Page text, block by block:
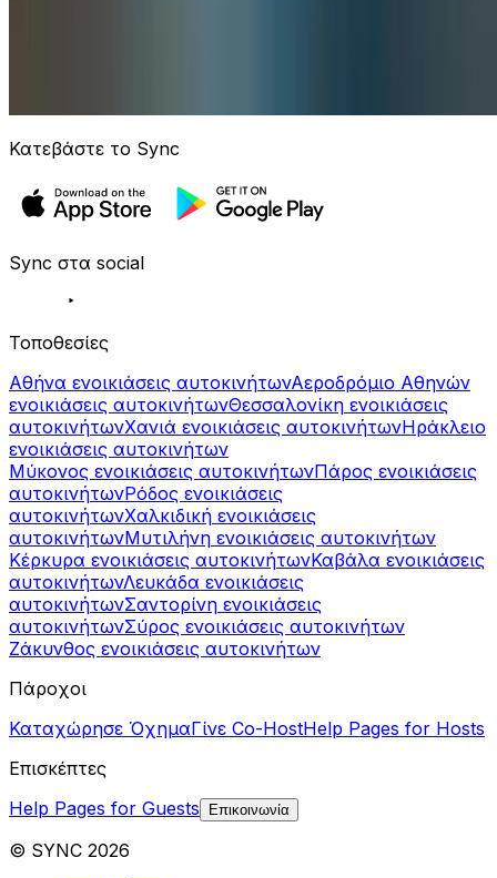
Κατεβάστε το Sync
Sync στα social
Τοποθεσίες
Αθήνα ενοικιάσεις αυτοκινήτωνΑεροδρόμιο Αθηνών
ενοικιάσεις αυτοκινήτωνΘεσσαλονίκη ενοικιάσεις
αυτοκινήτωνΧανιά ενοικιάσεις αυτοκινήτωνΗράκλειο
ενοικιάσεις αυτοκινήτων
Μύκονος ενοικιάσεις αυτοκινήτωνΠάρος ενοικιάσεις
αυτοκινήτωνΡόδος ενοικιάσεις
αυτοκινήτωνΧαλκιδική ενοικιάσεις
αυτοκινήτωνΜυτιλήνη ενοικιάσεις αυτοκινήτων
Κέρκυρα ενοικιάσεις αυτοκινήτωνΚαβάλα ενοικιάσεις
αυτοκινήτωνΛευκάδα ενοικιάσεις
αυτοκινήτωνΣαντορίνη ενοικιάσεις
αυτοκινήτωνΣύρος ενοικιάσεις αυτοκινήτων
Ζάκυνθος ενοικιάσεις αυτοκινήτων
Πάροχοι
Καταχώρησε ΌχημαΓίνε Co-HostHelp Pages for Hosts
Επισκέπτες
Help Pages for Guests
Επικοινωνία
© SYNC 2026